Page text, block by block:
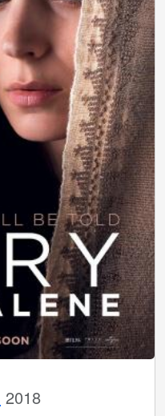
2018